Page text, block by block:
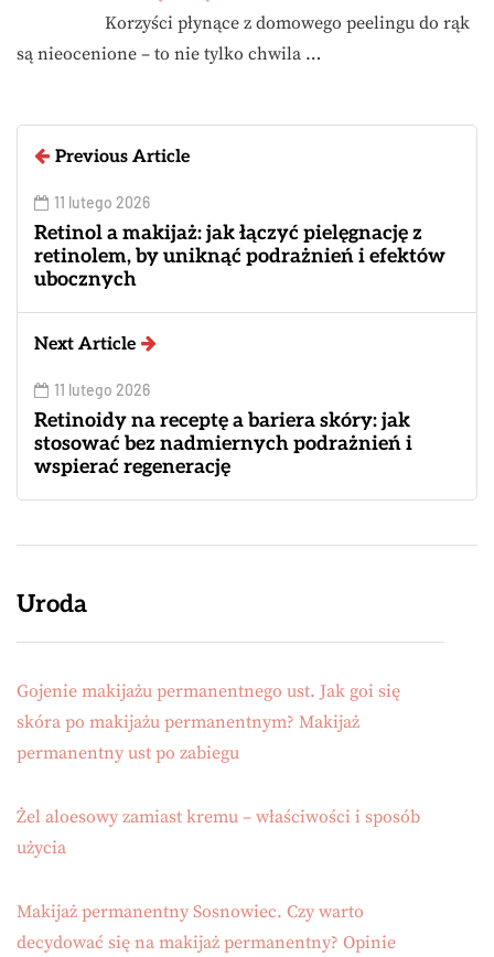
Korzyści płynące z domowego peelingu do rąk
są nieocenione – to nie tylko chwila …
Previous Article
11 lutego 2026
Retinol a makijaż: jak łączyć pielęgnację z
retinolem, by uniknąć podrażnień i efektów
ubocznych
Next Article
11 lutego 2026
Retinoidy na receptę a bariera skóry: jak
stosować bez nadmiernych podrażnień i
wspierać regenerację
Uroda
Gojenie makijażu permanentnego ust. Jak goi się
skóra po makijażu permanentnym? Makijaż
permanentny ust po zabiegu
Żel aloesowy zamiast kremu – właściwości i sposób
użycia
Makijaż permanentny Sosnowiec. Czy warto
decydować się na makijaż permanentny? Opinie